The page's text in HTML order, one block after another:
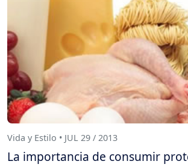
Vida y Estilo • JUL 29 / 2013
La importancia de consumir